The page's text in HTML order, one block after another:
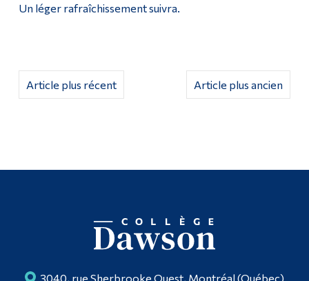
Un léger rafraîchissement suivra.
Article plus ancien
Article plus récent
3040, rue Sherbrooke Ouest, Montréal (Québec)
Étudiants actuels